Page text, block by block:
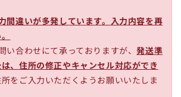
し
」
白)
間違いが多発しています。入力内容を再
い合わせにて承っておりますが、発送準
、住所の修正やキャンセル対応ができ
をご入力いただくようお願いいたしま